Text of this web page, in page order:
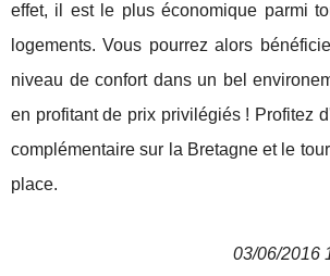
effet, il est le plus économique parmi
logements. Vous pourrez alors
niveau de confort dans un bel
en profitant de prix privilégiés ! Profitez
complémentaire sur la Bretagne et le
place.
03/06/2016